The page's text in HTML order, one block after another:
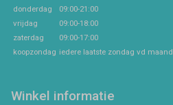
donderdag
09:00-21:00
vrijdag
09:00-18:00
zaterdag
09:00-17:00
koopzondag iedere laatste zondag vd maand
Winkel informatie